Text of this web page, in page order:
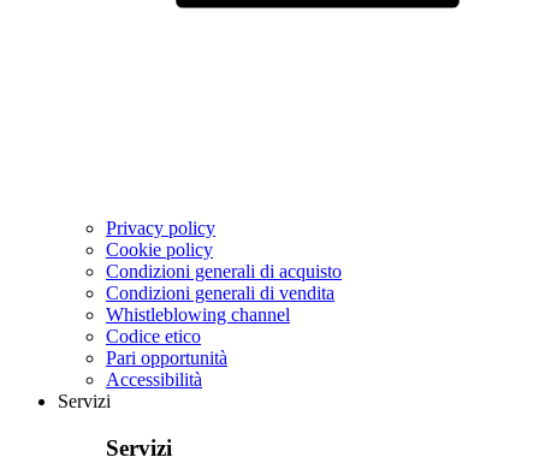
Privacy policy
Cookie policy
Condizioni generali di acquisto
Condizioni generali di vendita
Whistleblowing channel
Codice etico
Pari opportunità
Accessibilità
Servizi
Servizi